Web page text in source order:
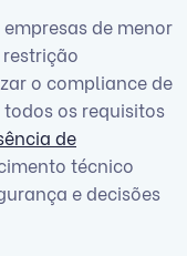
de menor
o compliance de
os requisitos
de
técnico
e decisões